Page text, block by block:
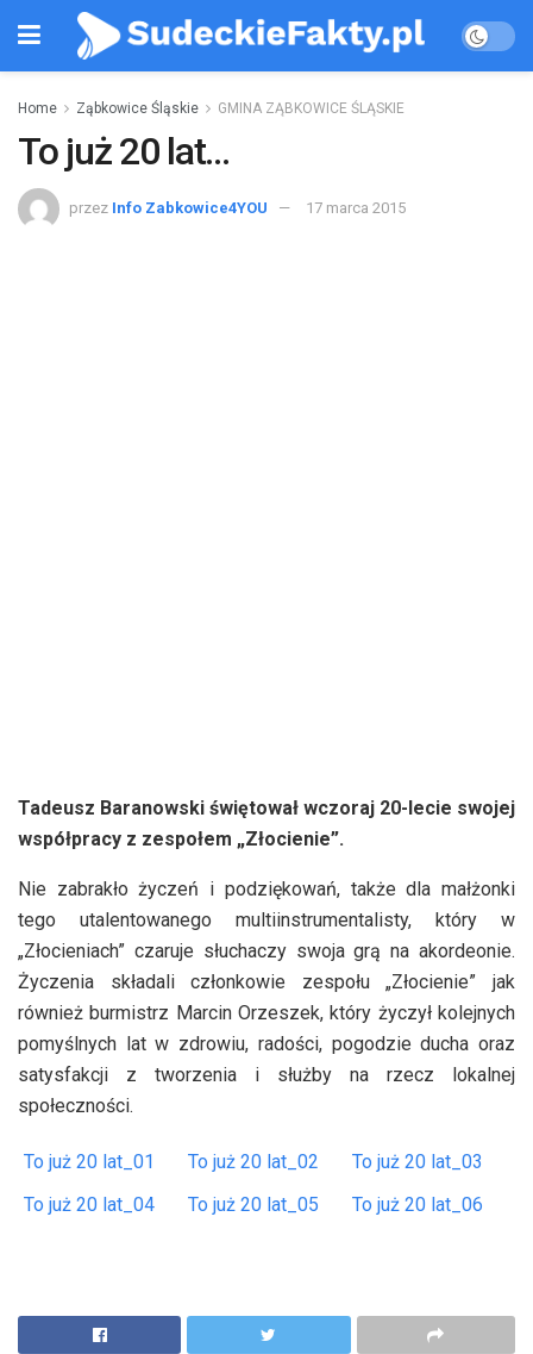
Home Ząbkowice Śląskie GMINA ZĄBKOWICE ŚLĄSKIE
To już 20 lat…
przez Info Zabkowice4YOU 17 marca 2015
Tadeusz Baranowski świętował wczoraj 20-lecie swojej
współpracy z zespołem „Złocienie”.
Nie zabrakło życzeń i podziękowań, także dla małżonki
tego utalentowanego multiinstrumentalisty, który w
„Złocieniach” czaruje słuchaczy swoja grą na akordeonie.
Życzenia składali członkowie zespołu „Złocienie” jak
również burmistrz Marcin Orzeszek, który życzył kolejnych
pomyślnych lat w zdrowiu, radości, pogodzie ducha oraz
satysfakcji z tworzenia i służby na rzecz lokalnej
społeczności.
To już 20 lat_01 To już 20 lat_02
To już 20 lat_03
To już 20 lat_04
To już 20 lat_05 To już 20 lat_06